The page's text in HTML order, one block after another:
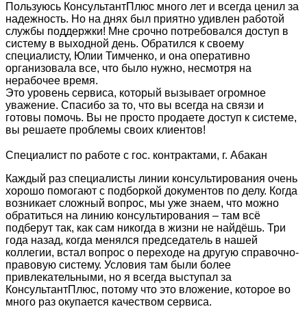
Пользуюсь КонсультантПлюс много лет и всегда ценил за
надежность. Но на днях был приятно удивлен работой
службы поддержки! Мне срочно потребовался доступ в
систему в выходной день. Обратился к своему
специалисту, Юлии Тимченко, и она оперативно
организовала все, что было нужно, несмотря на
нерабочее время.
Это уровень сервиса, который вызывает огромное
уважение. Спасибо за то, что вы всегда на связи и
готовы помочь. Вы не просто продаете доступ к системе,
вы решаете проблемы своих клиентов!
Специалист по работе с гос. контрактами, г. Абакан
Каждый раз специалисты линии консультирования очень
хорошо помогают с подборкой документов по делу. Когда
возникает сложный вопрос, мы уже знаем, что можно
обратиться на линию консультирования – там всё
подберут так, как сам никогда в жизни не найдёшь. Три
года назад, когда менялся председатель в нашей
коллегии, встал вопрос о переходе на другую справочно-
правовую систему. Условия там были более
привлекательными, но я всегда выступал за
КонсультантПлюс, потому что это вложение, которое во
много раз окупается качеством сервиса.